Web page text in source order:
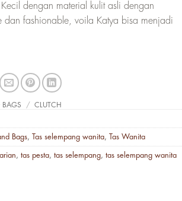
dengan material kulit asli dengan
dan fashionable, voila Katya bisa menjadi
BAGS / CLUTCH
Bags Tas selempang wanita Tas Wanita
tas pesta tas selempang tas selempang wanita